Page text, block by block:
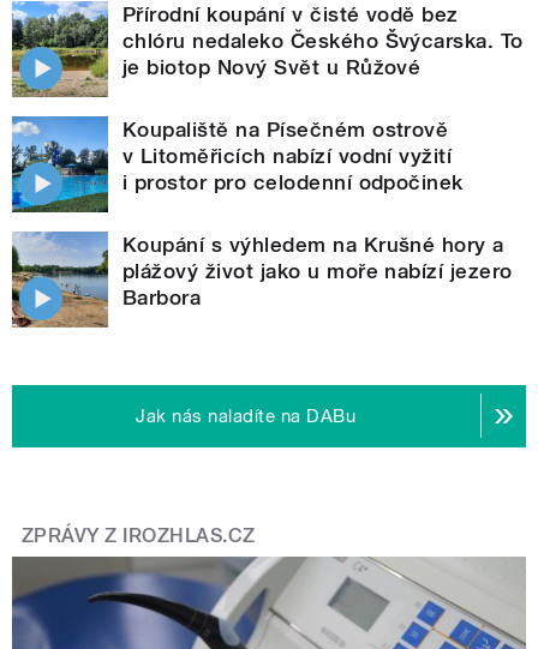
Přírodní koupání v čisté vodě bez
chlóru nedaleko Českého Švýcarska. To
je biotop Nový Svět u Růžové
Koupaliště na Písečném ostrově
v Litoměřicích nabízí vodní vyžití
i prostor pro celodenní odpočinek
Koupání s výhledem na Krušné hory a
plážový život jako u moře nabízí jezero
Barbora
Jak nás naladíte na DABu
ZPRÁVY Z IROZHLAS.CZ